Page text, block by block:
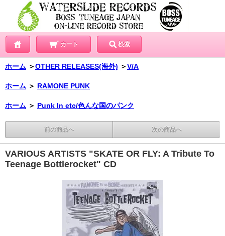
カート 検索
ホーム ＞OTHER RELEASES(海外) ＞V/A
ホーム ＞ RAMONE PUNK
ホーム ＞ Punk In etc/色んな国のパンク
前の商品へ 次の商品へ
VARIOUS ARTISTS "SKATE OR FLY: A Tribute To
Teenage Bottlerocket" CD